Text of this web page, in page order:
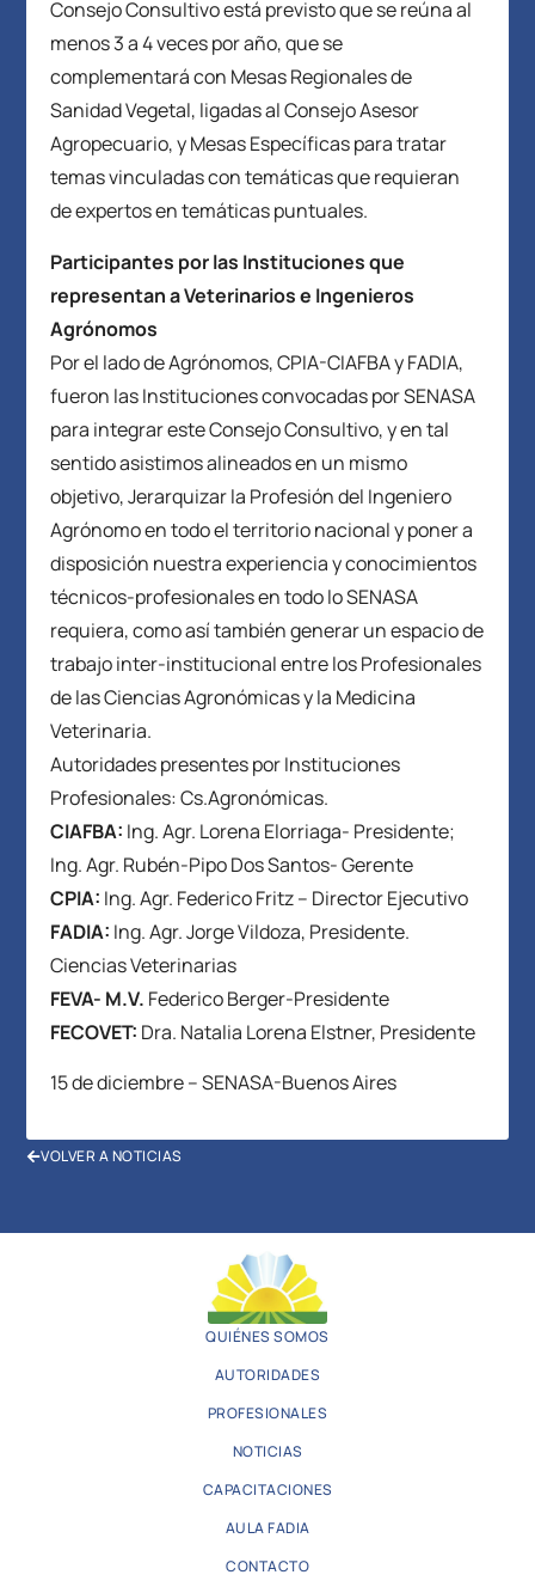
Consejo Consultivo está previsto que se reúna al
menos 3 a 4 veces por año, que se
complementará con Mesas Regionales de
Sanidad Vegetal, ligadas al Consejo Asesor
Agropecuario, y Mesas Específicas para tratar
temas vinculadas con temáticas que requieran
de expertos en temáticas puntuales.
Participantes por las Instituciones que
representan a Veterinarios e Ingenieros
Agrónomos
Por el lado de Agrónomos, CPIA-CIAFBA y FADIA,
fueron las Instituciones convocadas por SENASA
para integrar este Consejo Consultivo, y en tal
sentido asistimos alineados en un mismo
objetivo, Jerarquizar la Profesión del Ingeniero
Agrónomo en todo el territorio nacional y poner a
disposición nuestra experiencia y conocimientos
técnicos-profesionales en todo lo SENASA
requiera, como así también generar un espacio de
trabajo inter-institucional entre los Profesionales
de las Ciencias Agronómicas y la Medicina
Veterinaria.
Autoridades presentes por Instituciones
Profesionales: Cs.Agronómicas.
CIAFBA: Ing. Agr. Lorena Elorriaga- Presidente;
Ing. Agr. Rubén-Pipo Dos Santos- Gerente
CPIA: Ing. Agr. Federico Fritz – Director Ejecutivo
FADIA: Ing. Agr. Jorge Vildoza, Presidente.
Ciencias Veterinarias
FEVA- M.V. Federico Berger-Presidente
FECOVET: Dra. Natalia Lorena Elstner, Presidente
15 de diciembre – SENASA-Buenos Aires
VOLVER A NOTICIAS
QUIÉNES SOMOS
AUTORIDADES
PROFESIONALES
NOTICIAS
CAPACITACIONES
AULA FADIA
CONTACTO